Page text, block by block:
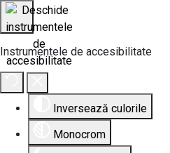
Instrumentele de accesibilitate
Inversează culorile
Monocrom